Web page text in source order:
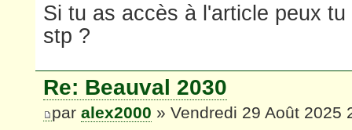
Si tu as accès à l'article peux
stp ?
Re: Beauval 2030
par alex2000 » Vendredi 29 Août 2025